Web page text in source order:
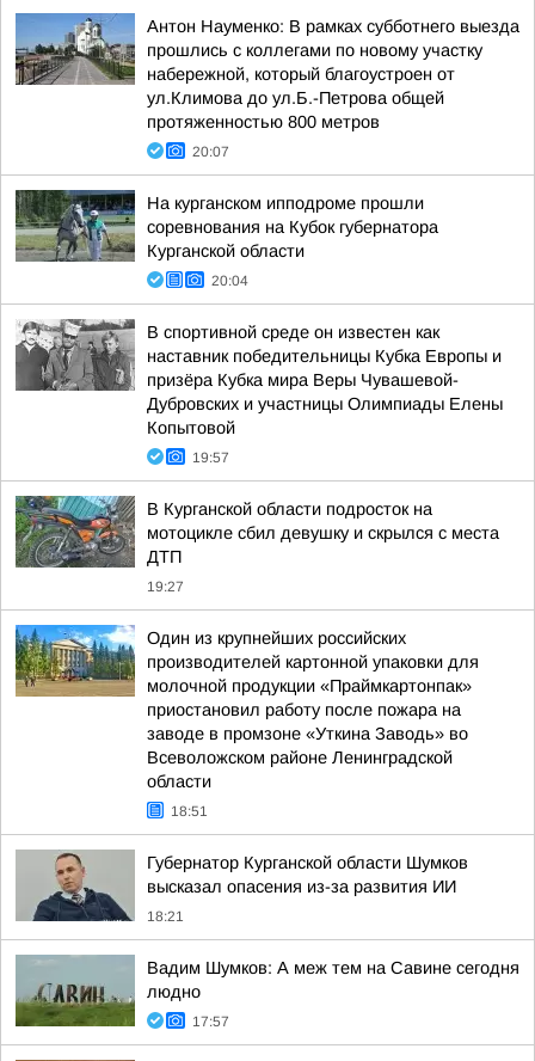
Антон Науменко: В рамках субботнего выезда
прошлись с коллегами по новому участку
набережной, который благоустроен от
ул.Климова до ул.Б.-Петрова общей
протяженностью 800 метров
20:07
На курганском ипподроме прошли
соревнования на Кубок губернатора
Курганской области
20:04
В спортивной среде он известен как
наставник победительницы Кубка Европы и
призёра Кубка мира Веры Чувашевой-
Дубровских и участницы Олимпиады Елены
Копытовой
19:57
В Курганской области подросток на
мотоцикле сбил девушку и скрылся с места
ДТП
19:27
Один из крупнейших российских
производителей картонной упаковки для
молочной продукции «Праймкартонпак»
приостановил работу после пожара на
заводе в промзоне «Уткина Заводь» во
Всеволожском районе Ленинградской
области
18:51
Губернатор Курганской области Шумков
высказал опасения из-за развития ИИ
18:21
Вадим Шумков: А меж тем на Савине сегодня
людно
17:57